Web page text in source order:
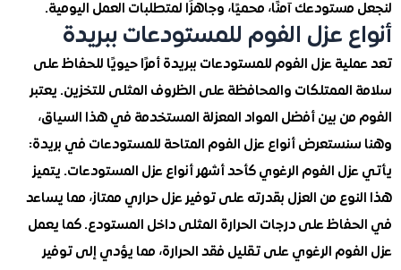
آمنًا، محميًا، وجاهزًا لمتطلبات العمل اليومية.
عزل الفوم للمستودعات ببريدة
عزل الفوم للمستودعات ببريدة أمرًا حيويًا للحفاظ على
والمحافظة على الظروف المثلى للتخزين. يعتبر
بين أفضل المواد المعزلة المستخدمة في هذا السياق،
أنواع عزل الفوم المتاحة للمستودعات في بريدة:
الفوم الرغوي كأحد أشهر أنواع عزل المستودعات. يتميز
من العزل بقدرته على توفير عزل حراري ممتاز، مما يساعد
على درجات الحرارة المثلى داخل المستودع. كما يعمل
الرغوي على تقليل فقد الحرارة، مما يؤدي إلى توفير